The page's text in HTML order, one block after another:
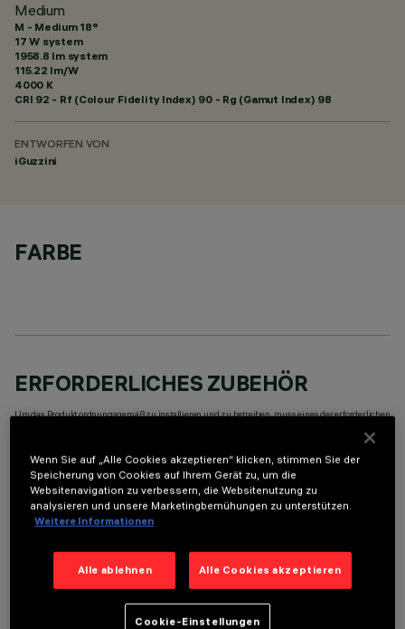
Medium
M - Medium 18°
17 W system
1958.8 lm system
115.22 lm/W
4000 K
CRI 92 - Rf (Colour Fidelity Index) 90 - Rg (Gamut Index) 98
ENTWORFEN VON
iGuzzini
FARBE
ERFORDERLICHES ZUBEHÖR
Um das Produkt ordnungsgemäß zu installieren und zu betreiben, muss eines der erforderlichen
Wenn Sie auf „Alle Cookies akzeptieren“ klicken, stimmen Sie der
Speicherung von Cookies auf Ihrem Gerät zu, um die
Websitenavigation zu verbessern, die Websitenutzung zu
analysieren und unsere Marketingbemühungen zu unterstützen.
Weitere Informationen
Alle ablehnen Alle Cookies akzeptieren
Cookie-Einstellungen